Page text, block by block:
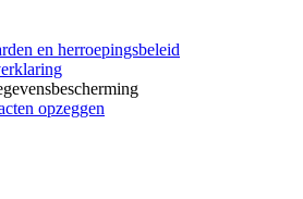
en herroepingsbeleid
opzeggen